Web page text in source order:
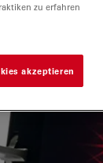
zu erfahren
akzeptieren